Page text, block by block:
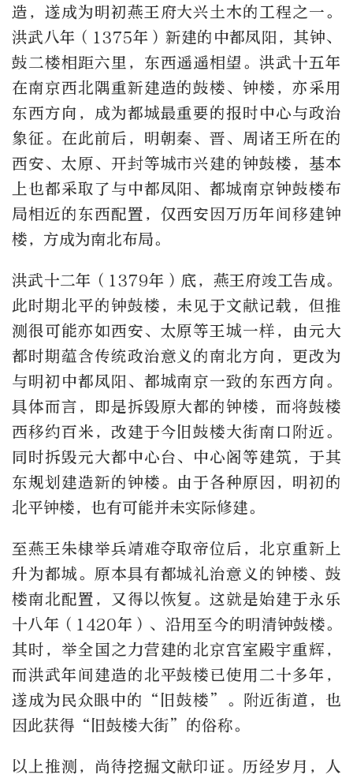
造，遂成为明初燕王府大兴土木的工程之一。
洪武八年（1375年）新建的中都凤阳，其钟、
鼓二楼相距六里，东西遥遥相望。洪武十五年
在南京西北隅重新建造的鼓楼、钟楼，亦采用
东西方向，成为都城最重要的报时中心与政治
象征。在此前后，明朝秦、晋、周诸王所在的
西安、太原、开封等城市兴建的钟鼓楼，基本
上也都采取了与中都凤阳、都城南京钟鼓楼布
局相近的东西配置，仅西安因万历年间移建钟
楼，方成为南北布局。
洪武十二年（1379年）底，燕王府竣工告成。
此时期北平的钟鼓楼，未见于文献记载，但推
测很可能亦如西安、太原等王城一样，由元大
都时期蕴含传统政治意义的南北方向，更改为
与明初中都凤阳、都城南京一致的东西方向。
具体而言，即是拆毁原大都的钟楼，而将鼓楼
西移约百米，改建于今旧鼓楼大街南口附近。
同时拆毁元大都中心台、中心阁等建筑，于其
东规划建造新的钟楼。由于各种原因，明初的
北平钟楼，也有可能并未实际修建。
至燕王朱棣举兵靖难夺取帝位后，北京重新上
升为都城。原本具有都城礼治意义的钟楼、鼓
楼南北配置，又得以恢复。这就是始建于永乐
十八年（1420年）、沿用至今的明清钟鼓楼。
其时，举全国之力营建的北京宫室殿宇重辉，
而洪武年间建造的北平鼓楼已使用二十多年，
遂成为民众眼中的“旧鼓楼”。附近街道，也
因此获得“旧鼓楼大街”的俗称。
以上推测，尚待挖掘文献印证。历经岁月，人